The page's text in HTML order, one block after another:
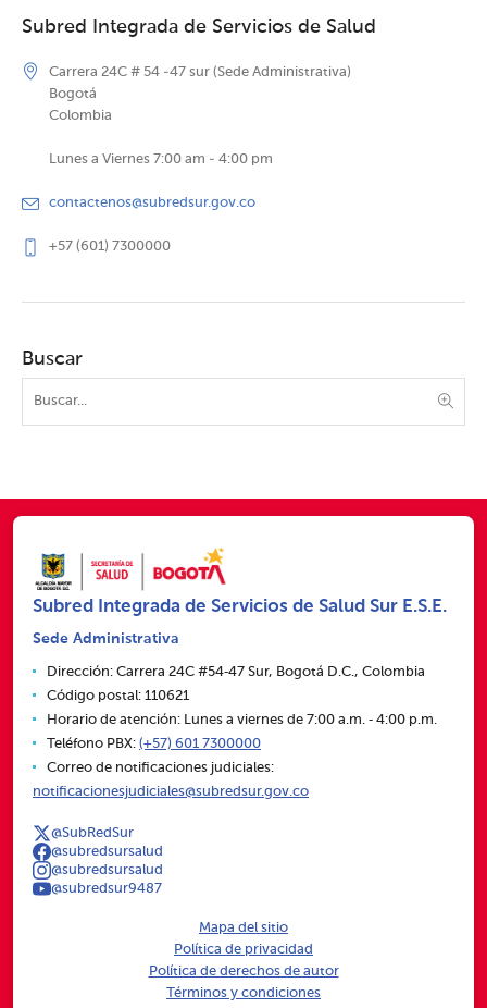
Subred Integrada de Servicios de Salud
Carrera 24C # 54 -47 sur (Sede Administrativa)
Bogotá
Colombia
Lunes a Viernes 7:00 am - 4:00 pm
contactenos@subredsur.gov.co
+57 (601) 7300000
Buscar
Subred Integrada de Servicios de Salud Sur E.S.E.
Sede Administrativa
Dirección: Carrera 24C #54‑47 Sur, Bogotá D.C., Colombia
Código postal: 110621
Horario de atención: Lunes a viernes de 7:00 a.m. ‑ 4:00 p.m.
Teléfono PBX: (+57) 601 7300000
Correo de notificaciones judiciales:
notificacionesjudiciales@subredsur.gov.co
@SubRedSur
@subredsursalud
@subredsursalud
@subredsur9487
Mapa del sitio
Política de privacidad
Política de derechos de autor
Términos y condiciones